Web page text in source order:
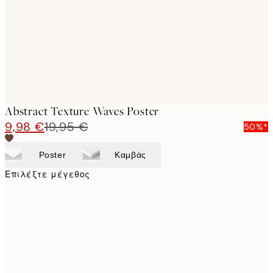
Abstract Texture Waves Poster
9,98 €19,95 € 50%*
Poster Καμβάς
Επιλέξτε μέγεθος